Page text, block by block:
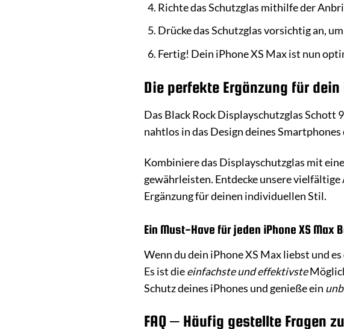
Richte das Schutzglas mithilfe der
Drücke das Schutzglas vorsichtig an,
Fertig! Dein iPhone XS Max ist nun
Die perfekte Ergänzung für dein
Das Black Rock Displayschutzglas Schott
nahtlos in das Design deines
Kombiniere das Displayschutzglas mit
gewährleisten. Entdecke unsere
Ergänzung für deinen individuellen Stil.
Ein Must-Have für jeden iPhone XS Max
Wenn du dein iPhone XS Max liebst und
Es ist dieeinfachste und effektivste
Schutz deines iPhones und genieße ein
FAQ – Häufig gestellte Fragen